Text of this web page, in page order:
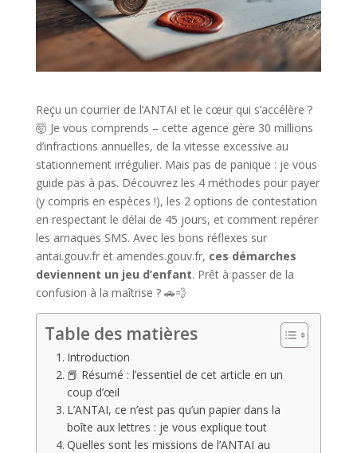
Reçu un courrier de l’ANTAI et le cœur qui s’accélère ?
🤯 Je vous comprends – cette agence gère 30 millions
d’infractions annuelles, de la vitesse excessive au
stationnement irrégulier. Mais pas de panique : je vous
guide pas à pas. Découvrez les 4 méthodes pour payer
(y compris en espèces !), les 2 options de contestation
en respectant le délai de 45 jours, et comment repérer
les arnaques SMS. Avec les bons réflexes sur
antai.gouv.fr et amendes.gouv.fr, ces démarches
deviennent un jeu d’enfant. Prêt à passer de la
confusion à la maîtrise ? 🚗💨
Table des matières
Introduction
📕 Résumé : l’essentiel de cet article en un
coup d’œil
L’ANTAI, ce n’est pas qu’un papier dans la
boîte aux lettres : je vous explique tout
Quelles sont les missions de l’ANTAI au